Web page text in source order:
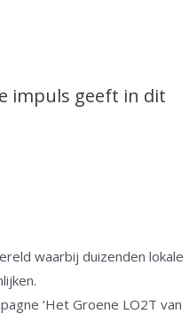
impuls geeft in dit
waarbij duizenden lokale
‘Het Groene LO2T van